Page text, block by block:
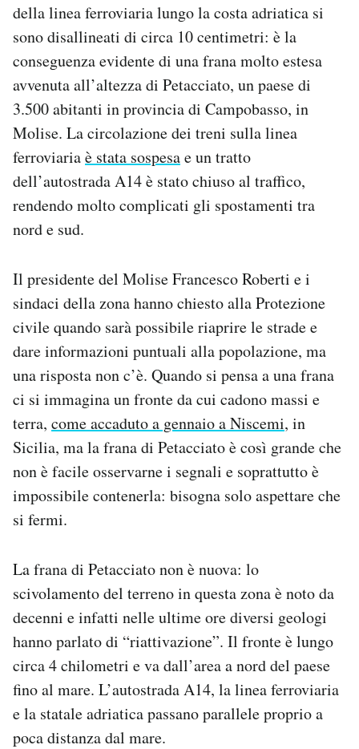
Area Personale
Newsletter
Notifiche mobile
Regala il Post
Hai bisogno di aiuto?
Esci
della linea ferroviaria lungo la costa adriatica si
sono disallineati di circa 10 centimetri: è la
conseguenza evidente di una frana molto estesa
avvenuta all’altezza di Petacciato, un paese di
3.500 abitanti in provincia di Campobasso, in
Molise. La circolazione dei treni sulla linea
ferroviariaè stata sospesae un tratto
dell’autostrada A14 è stato chiuso al traffico,
rendendo molto complicati gli spostamenti tra
nord e sud.
Il presidente del Molise Francesco Roberti e i
sindaci della zona hanno chiesto alla Protezione
civile quando sarà possibile riaprire le strade e
dare informazioni puntuali alla popolazione, ma
una risposta non c’è. Quando si pensa a una frana
ci si immagina un fronte da cui cadono massi e
terra, come accaduto a gennaio a Niscemi, in
Sicilia, ma la frana di Petacciato è così grande che
non è facile osservarne i segnali e soprattutto è
impossibile contenerla: bisogna solo aspettare che
si fermi.
La frana di Petacciato non è nuova: lo
scivolamento del terreno in questa zona è noto da
decenni e infatti nelle ultime ore diversi geologi
hanno parlato di “riattivazione”. Il fronte è lungo
circa 4 chilometri e va dall’area a nord del paese
fino al mare. L’autostrada A14, la linea ferroviaria
e la statale adriatica passano parallele proprio a
poca distanza dal mare.